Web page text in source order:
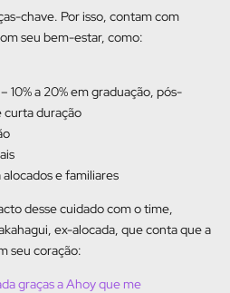
chave. Por isso, contam com
seu bem-estar, como:
10% a 20% em graduação, pós-
curta duração
e familiares
desse cuidado com o time,
ex-alocada, que conta que a
seu coração:
graças a Ahoy que me